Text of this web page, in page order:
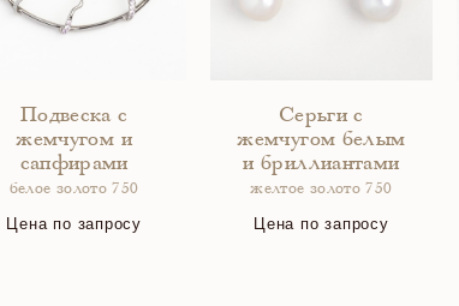
Подвеска с
жемчугом и
сапфирами
белое золото 750
Цена по запросу
Серьги с
жемчугом белым
и бриллиантами
желтое золото 750
Цена по запросу